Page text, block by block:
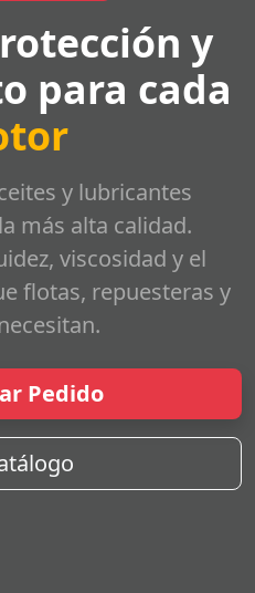
y
para cada
y lubricantes
más alta calidad.
viscosidad y el
flotas, repuesteras y
Pedido